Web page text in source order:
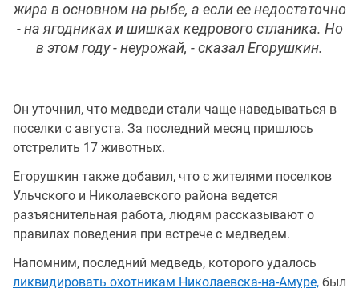
жира в основном на рыбе, а если ее недостаточно
- на ягодниках и шишках кедрового стланика. Но
в этом году - неурожай, - сказал Егорушкин.
Он уточнил, что медведи стали чаще наведываться в
поселки с августа. За последний месяц пришлось
отстрелить 17 животных.
Егорушкин также добавил, что с жителями поселков
Ульчского и Николаевского района ведется
разъяснительная работа, людям рассказывают о
правилах поведения при встрече с медведем.
Напомним, последний медведь, которого удалось
ликвидировать охотникам Николаевска-на-Амуре, был